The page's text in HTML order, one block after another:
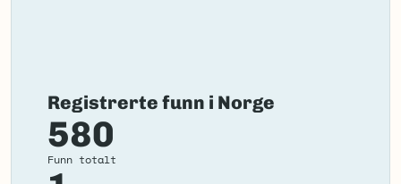
Registrerte funn i Norge
580
Funn totalt